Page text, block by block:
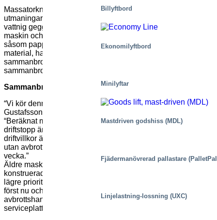
Billyftbord
Ekonomilyftbord
Minilyftar
Mastdriven godshiss (MDL)
Fjädermanövrerad pallastare
Linjelastning-lossning (UXC)
Massatorkning för höga volymer är en av de tuffaste
utmaningarna en produktionschef kan möta. Massan – en
vattnig gegga – går in i ena änden av en stor, varm, bullrig
maskin och kommer ut i andra änden som en ren produkt
såsom papper. Kombinationen av ett ömtåligt biologiskt
material, hastighet, fukt och värme är grunden för ett
sammanbrott, som bara väntar på att hända. Och när ett
sammanbrott inträffar blir den förlorade produktionen dyrbar.
Sammanbrott kostar mer än 20,000 Euro per timme
“Vi kör denna process med 25-28 ton/timme”, säger Ludwig
Gustafsson, underhållsingenjör på Ahlström-Munksjö.
“Beräknat med 2 500 Euro per ton, så betyder det att ett
driftstopp är mycket kostsamt. Men med våra material och
driftvillkor är det nästan oundvikligt. Vi kan köra i månader
utan avbrott och plötsligt drabbas av två stopp under samma
vecka.”
Äldre maskiner – där vissa kan ha varit igång i 30 år –
konstruerades under en tidsperiod när säkerhet hade en
lägre prioritet än produktivitet. ”Säkerhet på riktigt kommer
först nu och det är vårt fokus, när vi gör förbättringar i vår
avbrottshantering. Det är där våra nya VPG-
serviceplattformar kommer in i bilden”, säger Ludwig.